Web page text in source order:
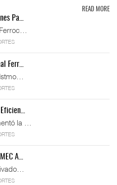
READ MORE
Pa…
Ferr…
la …
A…